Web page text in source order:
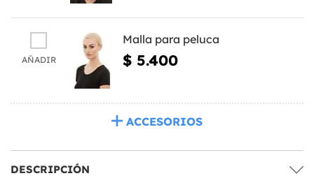
AÑADIR
Malla para peluca
$ 5.400
ACCESORIOS
DESCRIPCIÓN